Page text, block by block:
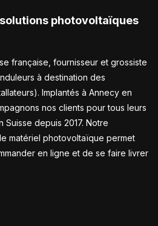
photovoltaïques
française, fournisseur et grossiste
à destination des
Implantés à Annecy en
nos clients pour tous leurs
depuis 2017. Notre
matériel photovoltaïque permet
en ligne et de se faire livrer